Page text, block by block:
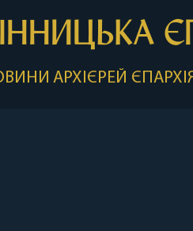
АРХІЄРЕЙ